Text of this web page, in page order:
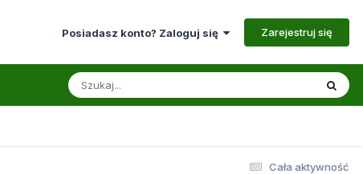
Posiadasz konto? Zaloguj się Zarejestruj się
Cała aktywność